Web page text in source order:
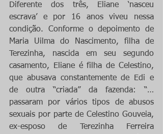
Diferente dos três, Eliane ‘nasceu
escrava’ e por 16 anos viveu nessa
condição. Conforme o depoimento de
Maria Uilma do Nascimento, filha de
Terezinha, nascida em seu segundo
casamento, Eliane é filha de Celestino,
que abusava constantemente de Edi e
de outra “criada” da fazenda: “…
passaram por vários tipos de abusos
sexuais por parte de Celestino Gouveia,
ex-esposo de Terezinha Ferreira